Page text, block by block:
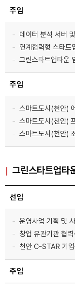
주임
데이터 분석 서버
연계협력형 스타트
그린스타트업타운
주임
스마트도시(천안)
스마트도시(천안)
스마트도시(천안)
그린스타트업타
선임
운영사업 기획 및
창업 유관기관 협
천안 C-STAR 기
주임